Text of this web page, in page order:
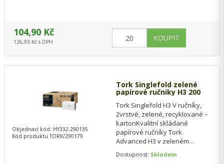
104,90 Kč
126,93 Kč s DPH
Tork Singlefold zelené
papírové ručniky H3 200
Tork Singlefold H3 V ručníky,
2vrstvé, zelené, recyklované –
kartonKvalitní skládané
papírové ručníky Tork
Advanced H3 v zeleném
každodenní použití ve…
Dostupnost: Skladem
Objednací kód: HY332.290135
Kód produktu TORK/290179